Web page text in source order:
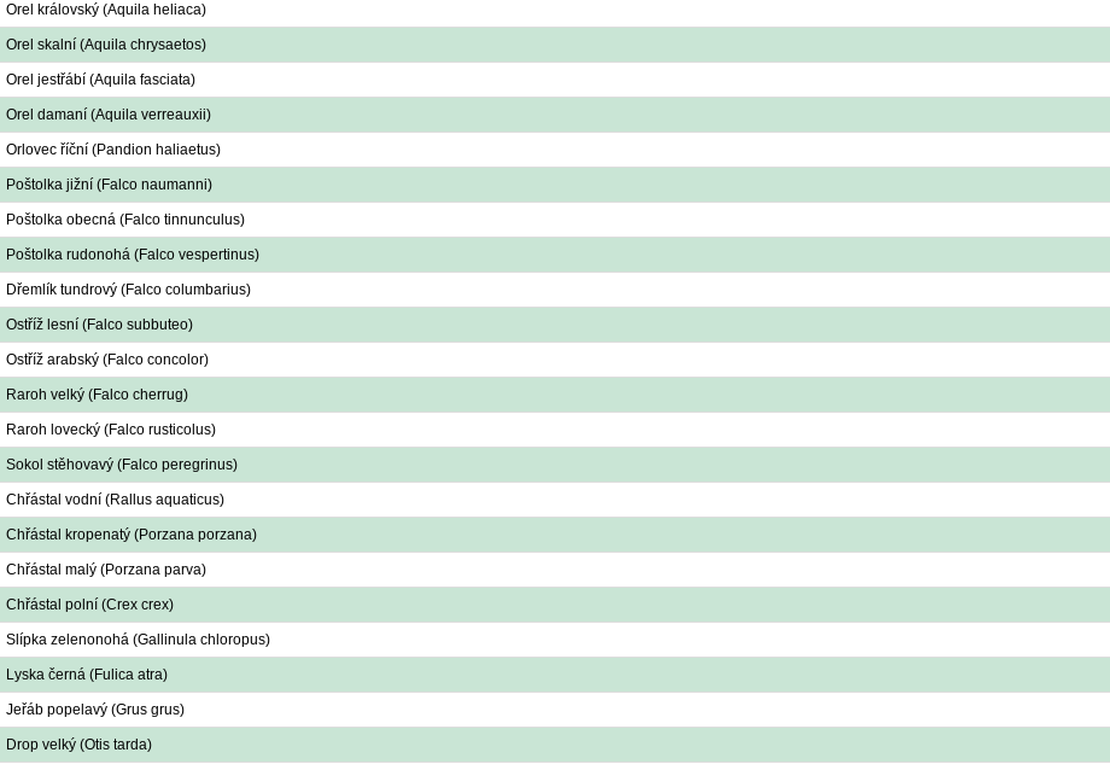
Orel královský (Aquila heliaca)
Orel skalní (Aquila chrysaetos)
Orel jestřábí (Aquila fasciata)
Orel damaní (Aquila verreauxii)
Orlovec říční (Pandion haliaetus)
Poštolka jižní (Falco naumanni)
Poštolka obecná (Falco tinnunculus)
Poštolka rudonohá (Falco vespertinus)
Dřemlík tundrový (Falco columbarius)
Ostříž lesní (Falco subbuteo)
Ostříž arabský (Falco concolor)
Raroh velký (Falco cherrug)
Raroh lovecký (Falco rusticolus)
Sokol stěhovavý (Falco peregrinus)
Chřástal vodní (Rallus aquaticus)
Chřástal kropenatý (Porzana porzana)
Chřástal malý (Porzana parva)
Chřástal polní (Crex crex)
Slípka zelenonohá (Gallinula chloropus)
Lyska černá (Fulica atra)
Jeřáb popelavý (Grus grus)
Drop velký (Otis tarda)